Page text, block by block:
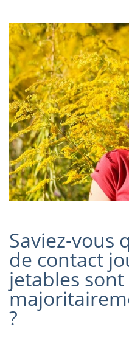
Saviez-vous
de contact
jetables sont
?